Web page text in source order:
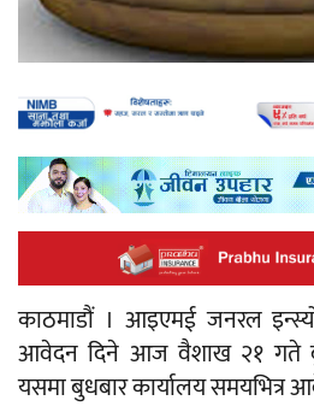
काठमाडौं । आइएमई जनरल
आवेदन दिने आज वैशाख २१ गते
यसमा बुधबार कार्यालय समयभित्र